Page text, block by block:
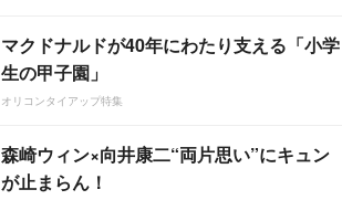
マクドナルドが40年にわたり支える「小学
生の甲子園」
オリコンタイアップ特集
森崎ウィン×向井康二“両片思い”にキュン
が止まらん！